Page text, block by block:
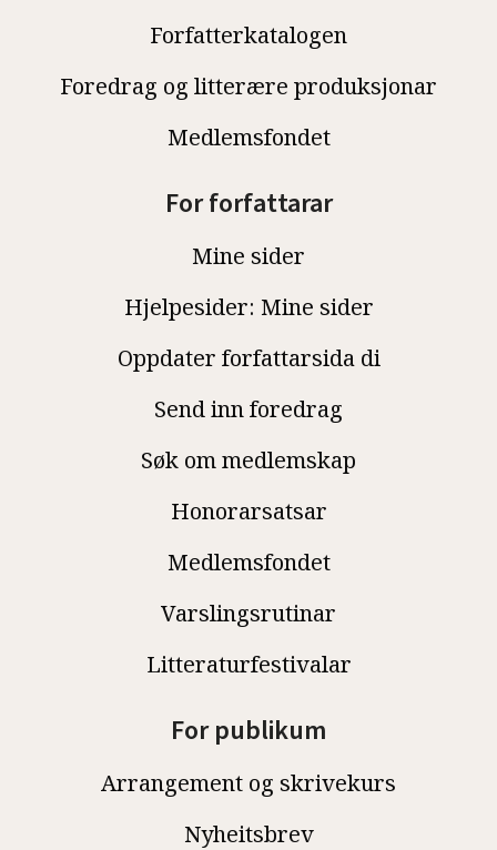
Forfatterkatalogen
Foredrag og litterære produksjonar
Medlemsfondet
For forfattarar
Mine sider
Hjelpesider: Mine sider
Oppdater forfattarsida di
Send inn foredrag
Søk om medlemskap
Honorarsatsar
Medlemsfondet
Varslingsrutinar
Litteraturfestivalar
For publikum
Arrangement og skrivekurs
Nyheitsbrev